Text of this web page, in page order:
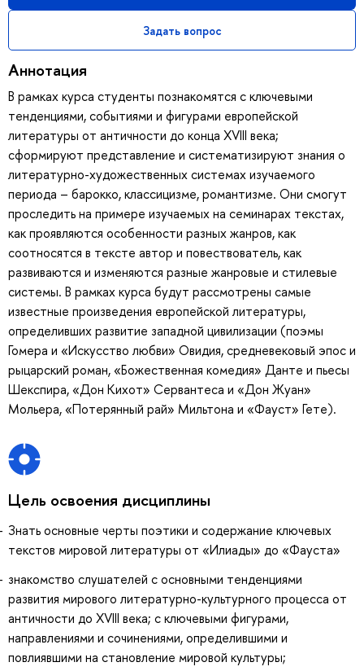
Задать вопрос
Аннотация
В рамках курса студенты познакомятся с ключевыми
тенденциями, событиями и фигурами европейской
литературы от античности до конца XVIII века;
сформируют представление и систематизируют знания о
литературно-художественных системах изучаемого
периода – барокко, классицизме, романтизме. Они смогут
проследить на примере изучаемых на семинарах текстах,
как проявляются особенности разных жанров, как
соотносятся в тексте автор и повествователь, как
развиваются и изменяются разные жанровые и стилевые
системы. В рамках курса будут рассмотрены самые
известные произведения европейской литературы,
определивших развитие западной цивилизации (поэмы
Гомера и «Искусство любви» Овидия, средневековый эпос и
рыцарский роман, «Божественная комедия» Данте и пьесы
Шекспира, «Дон Кихот» Сервантеса и «Дон Жуан»
Мольера, «Потерянный рай» Мильтона и «Фауст» Гете).
Цель освоения дисциплины
Знать основные черты поэтики и содержание ключевых
текстов мировой литературы от «Илиады» до «Фауста»
знакомство слушателей с основными тенденциями
развития мирового литературно-культурного процесса от
античности до XVIII века; с ключевыми фигурами,
направлениями и сочинениями, определившими и
повлиявшими на становление мировой культуры;